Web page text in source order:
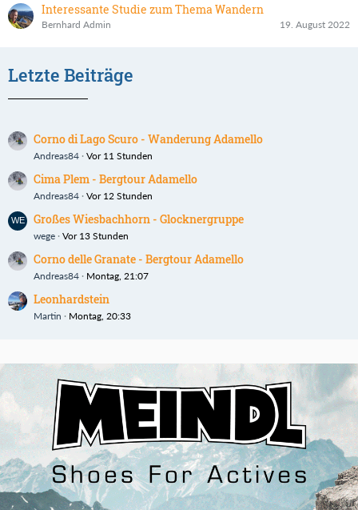
Interessante Studie zum Thema Wandern
Bernhard Admin 19. August 2022
Letzte Beiträge
Corno di Lago Scuro - Wanderung Adamello
Andreas84 Vor 11 Stunden
Cima Plem - Bergtour Adamello
Andreas84 Vor 12 Stunden
Großes Wiesbachhorn - Glocknergruppe
wege Vor 13 Stunden
Corno delle Granate - Bergtour Adamello
Andreas84 Montag, 21:07
Leonhardstein
Martin Montag, 20:33